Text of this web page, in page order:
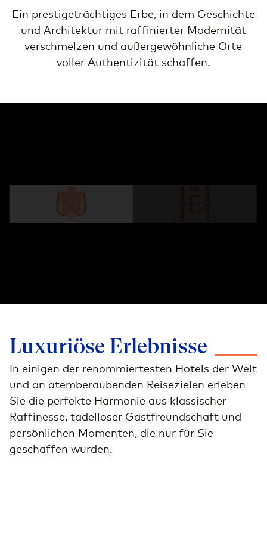
Ein prestigeträchtiges Erbe, in dem Geschichte
und Architektur mit raffinierter Modernität
verschmelzen und außergewöhnliche Orte
voller Authentizität schaffen.
Ein legendäres Hotel seit 1876. Die perfekte
Mischung aus zeitloser Eleganz und Komfort.
Luxuriöse Erlebnisse
In einigen der renommiertesten Hotels der Welt
und an atemberaubenden Reisezielen erleben
Sie die perfekte Harmonie aus klassischer
Raffinesse, tadelloser Gastfreundschaft und
persönlichen Momenten, die nur für Sie
geschaffen wurden.